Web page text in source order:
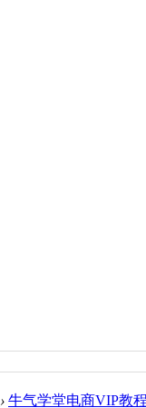
› 牛气学堂电商VIP教